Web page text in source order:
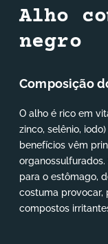
Alho
negro
Composição
O alho é rico em
zinco, selênio,
benefícios vêm
para o estômago,
costuma provocar,
compostos